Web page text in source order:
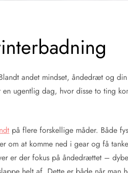
andet mindset, åndedræt og din
ugentlig dag, hvor disse to ting
på flere forskellige måder. Både
om at komme ned i gear og få
er der fokus på åndedrættet –